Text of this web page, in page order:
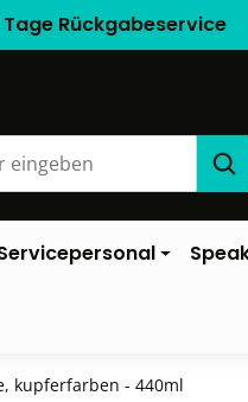
Tage Rückgabeservice
kupferfarben - 440ml